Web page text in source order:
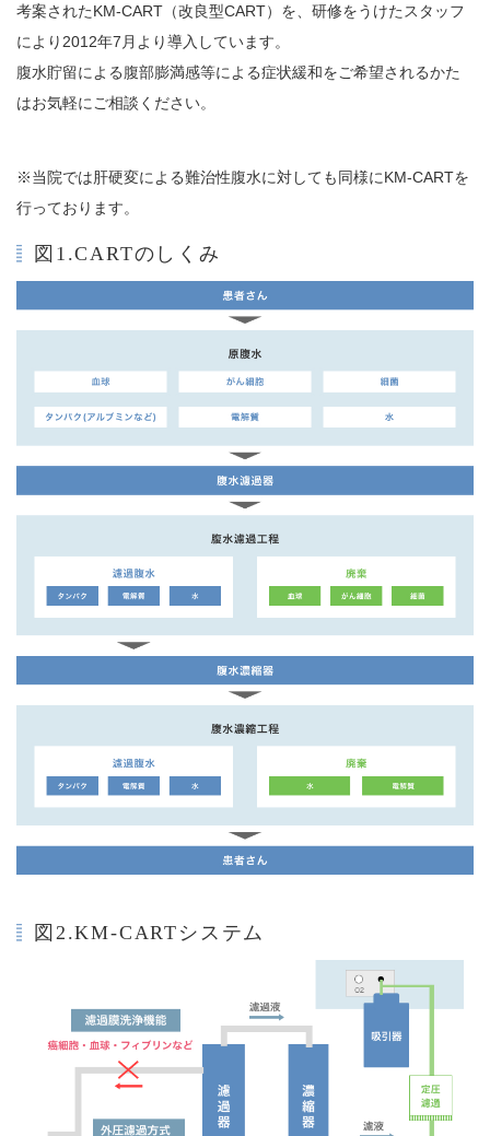
考案されたKM-CART（改良型CART）を、研修をうけたスタッフ
により2012年7月より導入しています。
腹水貯留による腹部膨満感等による症状緩和をご希望されるかた
はお気軽にご相談ください。
※当院では肝硬変による難治性腹水に対しても同様にKM-CARTを
行っております。
図1.CARTのしくみ
図2.KM-CARTシステム